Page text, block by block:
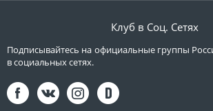
Клуб в Соц. Сетях
Подписывайтесь на официальные группы
в социальных сетях.